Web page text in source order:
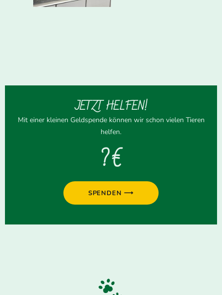
JETZT HELFEN!
Mit einer kleinen Geldspende können wir schon vielen Tieren
helfen.
? €
SPENDEN ⟶